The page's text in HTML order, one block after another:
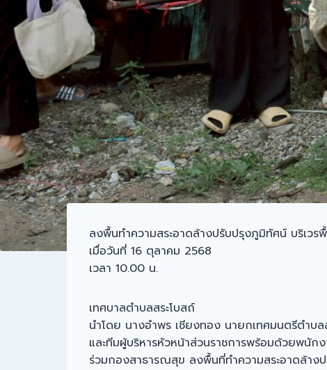
ลงพื้นทำความสระอาดล้างปรับปรุงภูมิทัศน์ บริเวร
เมื่อวันที่ 16 ตุลาคม 2568
เวลา 10.00 น.
เทศบาลตำบลสระโบสถ์
นำโดย นางอำพร เชียงทอง นายกเทศมนตรีตำบล
และทีมผู้บริหารหัวหน้าส่วนราชการพร้อมด้วยพนัก
ร่วมกองสาธารณสุข ลงพื้นที่ทำความสระอาดล้าง